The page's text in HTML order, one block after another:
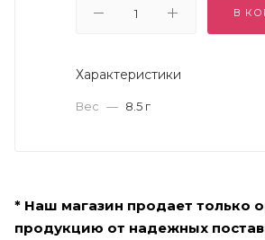
В
Характеристики
Вес — 8.5 г
* Наш магазин продает только
продукцию от надежных